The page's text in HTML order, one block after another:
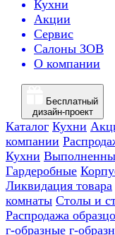
Кухни
Акции
Сервис
Салоны ЗОВ
О компании
Бесплатный
дизайн-проект
Каталог Кухни
компании
Кухни
Гардеробные
Ликвидация товара
комнаты Столы и
Распродажа
г-образные г-